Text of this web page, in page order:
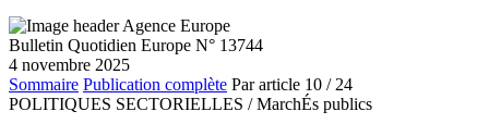
Bulletin Quotidien Europe N° 13744
4 novembre 2025
Sommaire Publication complète Par article 10 / 24
POLITIQUES SECTORIELLES / MarchÉs publics